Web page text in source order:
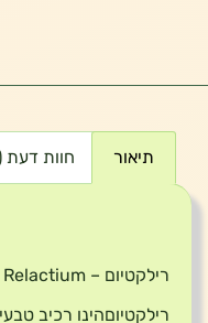
תיאור חוות דעת
רילקטיום – Relactium
רילקטיוםהינו רכיב